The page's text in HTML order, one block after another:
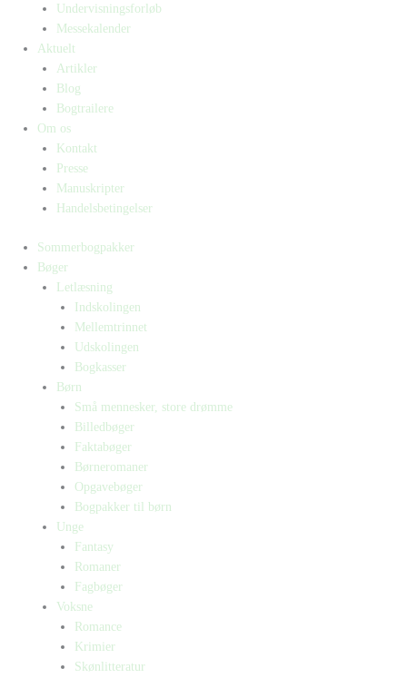
Undervisningsforløb
Messekalender
Aktuelt
Artikler
Blog
Bogtrailere
Om os
Kontakt
Presse
Manuskripter
Handelsbetingelser
Sommerbogpakker
Bøger
Letlæsning
Indskolingen
Mellemtrinnet
Udskolingen
Bogkasser
Børn
Små mennesker, store drømme
Billedbøger
Faktabøger
Børneromaner
Opgavebøger
Bogpakker til børn
Unge
Fantasy
Romaner
Fagbøger
Voksne
Romance
Krimier
Skønlitteratur